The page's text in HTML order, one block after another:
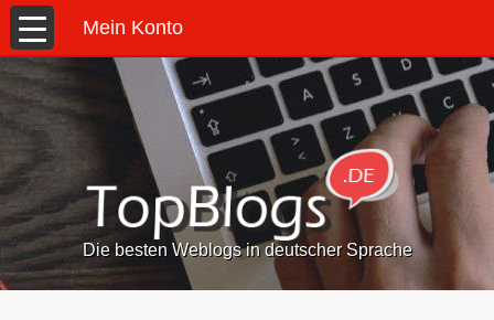
Mein Konto
Die besten Weblogs in deutscher Sprache